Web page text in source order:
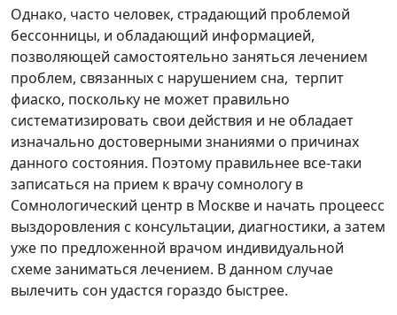
Однако, часто человек, страдающий проблемой
бессонницы, и обладающий информацией,
позволяющей самостоятельно заняться лечением
проблем, связанных с нарушением сна, терпит
фиаско, поскольку не может правильно
систематизировать свои действия и не обладает
изначально достоверными знаниями о причинах
данного состояния. Поэтому правильнее все-таки
записаться на прием к врачу сомнологу в
Сомнологический центр в Москве и начать процеесс
выздоровления с консультации, диагностики, а затем
уже по предложенной врачом индивидуальной
схеме заниматься лечением. В данном случае
вылечить сон удастся гораздо быстрее.